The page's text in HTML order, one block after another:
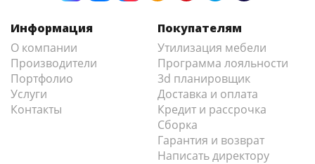
Информация
О компании
Производители
Портфолио
Услуги
Контакты
Покупателям
Утилизация мебели
Программа лояльности
3d планировщик
Доставка и оплата
Кредит и рассрочка
Сборка
Гарантия и возврат
Написать директору